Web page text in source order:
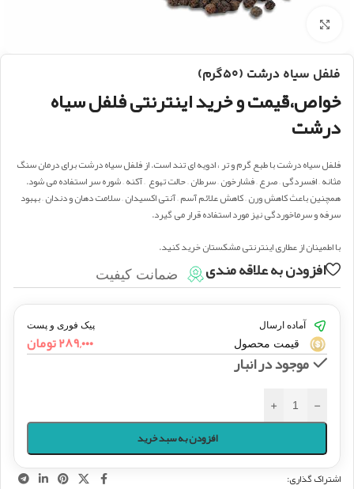
بزرگنمایی تصویر
فلفل سیاه درشت (۵۰گرم)
خواص،قیمت و خرید اینترنتی فلفل سیاه
درشت
فلفل سیاه درشت با طبع گرم و تر ، ادویه ای تند است. از فلفل سیاه درشت برای درمان سنگ
مثانه – افسردگی – صرع – فشارخون – سرطان – حالت تهوع – آکنه – شوره سر استفاده می شود.
همچنین باعث کاهش ورن – کاهش علائم آسم – آنتی اکسیدان – سلامت دهان و دندان – بهبود
سرفه و سرماخوردگی نیز مورد استفاده قرار می گیرد.
با اطمینان از عطاری اینترنتی مشکستان خرید کنید.
افزودن به علاقه مندی ضمانت کیفیت
آماده ارسال پیک فوری و پست
قیمت محصول ۲۸۹,۰۰۰تومان
موجود در انبار
-
+
افزودن به سبد خرید
اشتراک گذاری: